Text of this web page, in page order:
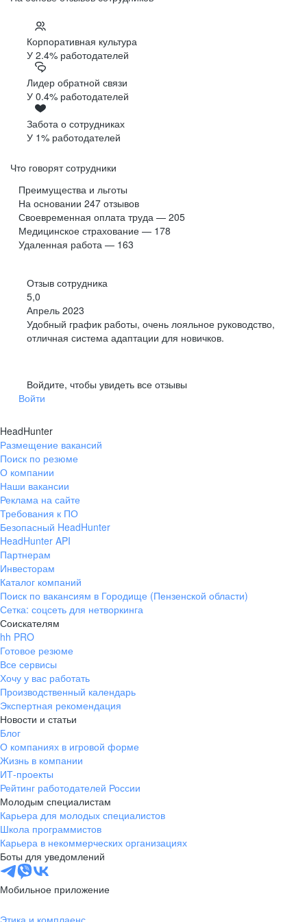
Корпоративная культура
У 2.4% работодателей
Лидер обратной связи
У 0.4% работодателей
Забота о сотрудниках
У 1% работодателей
Что говорят сотрудники
Преимущества и льготы
На основании 247 отзывов
Своевременная оплата труда — 205
Медицинское страхование — 178
Удаленная работа — 163
Отзыв сотрудника
5,0
Апрель 2023
Удобный график работы, очень лояльное руководство,
отличная система адаптации для новичков.
Войдите, чтобы увидеть все отзывы
Войти
HeadHunter
Размещение вакансий
Поиск по резюме
О компании
Наши вакансии
Реклама на сайте
Требования к ПО
Безопасный HeadHunter
HeadHunter API
Партнерам
Инвесторам
Каталог компаний
Поиск по вакансиям в Городище (Пензенской области)
Сетка: соцсеть для нетворкинга
Соискателям
hh PRO
Готовое резюме
Все сервисы
Хочу у вас работать
Производственный календарь
Экспертная рекомендация
Новости и статьи
Блог
О компаниях в игровой форме
Жизнь в компании
ИТ-проекты
Рейтинг работодателей России
Молодым специалистам
Карьера для молодых специалистов
Школа программистов
Карьера в некоммерческих организациях
Боты для уведомлений
Мобильное приложение